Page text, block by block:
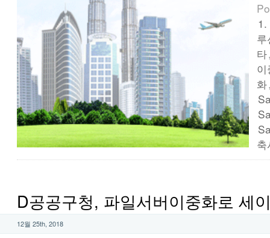
루
타
화
D공공구청, 파일서버이중화로 세
12월 25th, 2018